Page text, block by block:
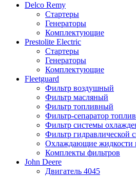
Delco Remy
Стартеры
Генераторы
Комплектующие
Prestolite Electric
Стартеры
Генераторы
Комплектующие
Fleetguard
Фильтр воздушный
Фильтр масляный
Фильтр топливный
Фильтр-сепаратор
Фильтр системы
Фильтр гидравлической
Охлаждающие жидкости
Комплекты фильтров
John Deere
Двигатель 4045